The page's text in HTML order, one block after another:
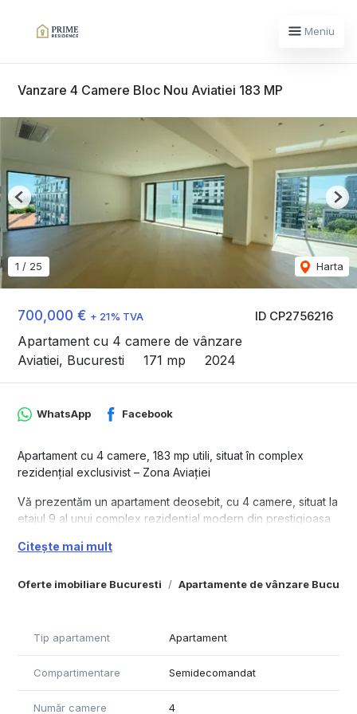
Meniu
Vanzare 4 Camere Bloc Nou Aviatiei 183 MP
ID CP2756216
700,000 € + 21% TVA
Apartament cu 4 camere de vânzare
Aviatiei, Bucuresti
171 mp 2024
1 / 25 Harta
Previous
Oferte imobiliare Bucuresti Apartamente de vânzare
WhatsApp Facebook
Apartament cu 4 camere, 183 mp utili, situat în complex
rezidențial exclusivist – Zona Aviației
Vă prezentăm un apartament deosebit, cu 4 camere, situat la
etajul 9 al unui complex rezidențial modern din prestigioasa
mp, locuința oferă spațiu, confort și funcționalitate într-un
echilibrată între liniștea interioară a complexului și dinamismul
zonei urbane.
Compartimentarea este eficient realizată, incluzând un living
spațios cu zonă de dining, bucătărie închisă sau open space
Citește mai mult
Tip apartament Apartament
Compartimentare Semidecomandat
Număr camere 4